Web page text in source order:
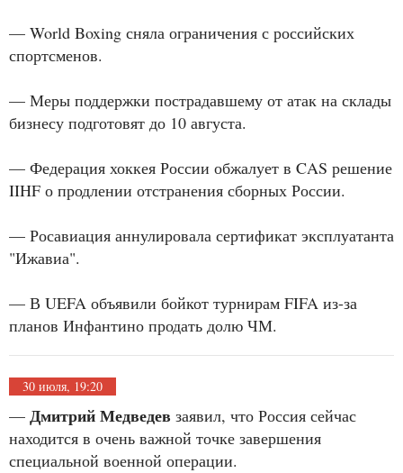
— World Boxing сняла ограничения с российских
спортсменов.
— Меры поддержки пострадавшему от атак на склады
бизнесу подготовят до 10 августа.
— Федерация хоккея России обжалует в CAS решение
IIHF о продлении отстранения сборных России.
— Росавиация аннулировала сертификат эксплуатанта
"Ижавиа".
— В UEFA объявили бойкот турнирам FIFA из-за
планов Инфантино продать долю ЧМ.
30 июля, 19:20
— Дмитрий Медведев заявил, что Россия сейчас
находится в очень важной точке завершения
специальной военной операции.